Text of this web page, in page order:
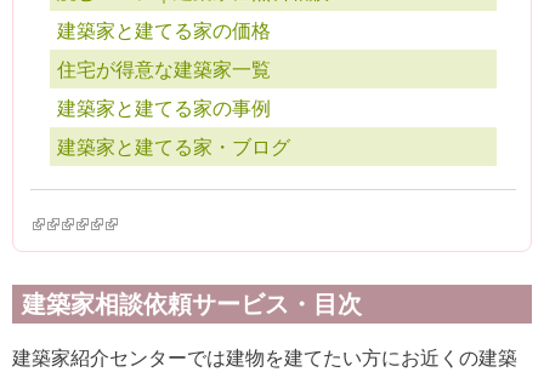
建築家と建てる家の価格
住宅が得意な建築家一覧
建築家と建てる家の事例
建築家と建てる家・ブログ
(link is external)
(link is external)
(link is external)
(link is external)
(link is external)
(link is external)
建築家相談依頼サービス・目次
建築家紹介センターでは建物を建てたい方にお近くの建築